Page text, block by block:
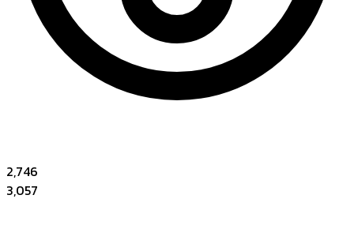
2,746
3,057